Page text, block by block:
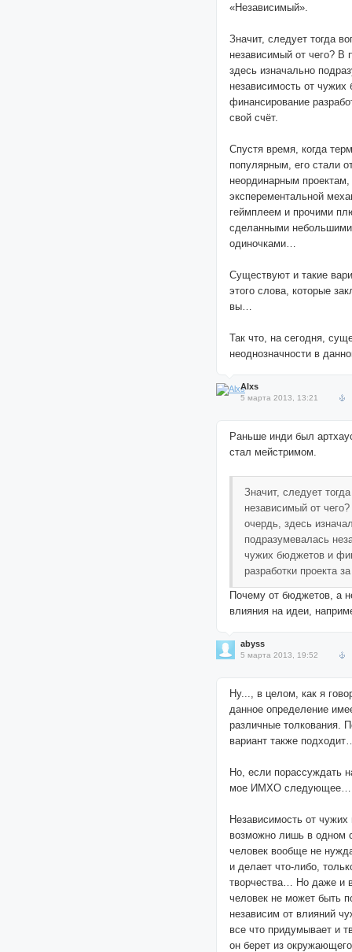
«Независимый».
Значит, следует тогда
независимый от чего? В
здесь изначально
независимость от
финансирование
свой счёт.
Спустя время, когда
популярным, его стали
неординарным проектам,
эксперементальной
геймплеем и прочими
сделанными
одиночками…
Существуют и такие
этого слова, которые
вы…
Так что, на сегодня,
неоднозначности в
Alxs
5 марта 2013, 13:21
Раньше инди был
стал мейстримом.
Значит, следует
независимый от
очердь, здесь
подразумевалась
чужих бюджетов и
разработки проекта
Почему от бюджетов, а
влияния на идеи,
abyss
5 марта 2013, 19:52
Ну..., в целом, как я
данное определение
различные толкования.
вариант также
Но, если порассуждать
мое ИМХО следующее…
Независимость от
возможно лишь в одном
человек вообще не
и делает что-либо,
творчества… Но даже и
человек не может быть
независим от влияний
все что придумывает и
он берет из